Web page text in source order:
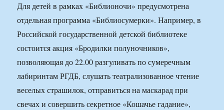
Для детей в рамках «Библионочи» предусмотрена
отдельная программа «Библиосумерки». Например, в
Российской государ­ственной детской библиотеке
состоится акция «Бродилки полуночников»,
позволяющая до 22.00 разгуливать по сумеречным
лабиринтам РГДБ, слушать театрализованное чтение
веселых страшилок, отправиться на маскарад при
свечах и совершить секретное «Кошачье гадание»,